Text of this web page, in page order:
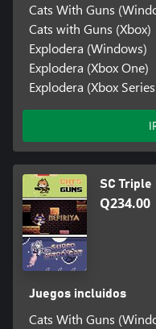
Cats With Guns
Cats with Guns (Xbox)
Explodera (Windows)
Explodera (Xbox One)
Explodera (Xbox
SC Triple
Q234.00
Juegos incluidos
Cats With Guns